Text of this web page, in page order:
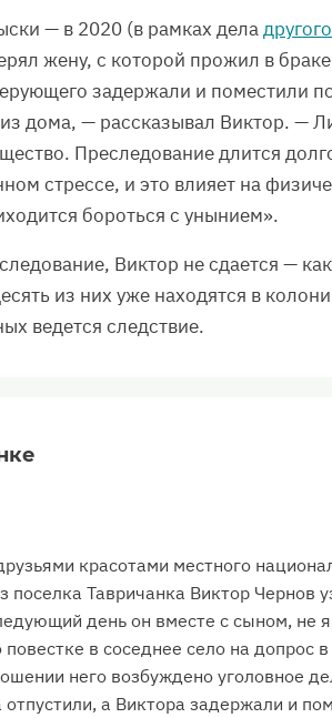
— в 2020 (в рамках дела
жену, с которой прожил в
задержали и поместили
дома, — рассказывал Виктор. —
Преследование длится
стрессе, и это влияет на
бороться с унынием».
Виктор не сдается —
из них уже находятся в
ведется следствие.
красотами местного
поселка Тавричанка Виктор Чернов
день он вместе с сыном, не
в соседнее село на допрос
него возбуждено уголовное
а Виктора задержали и